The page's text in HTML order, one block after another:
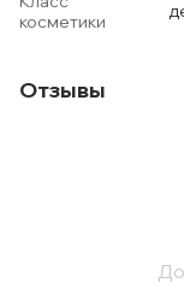
косметики
Отзывы